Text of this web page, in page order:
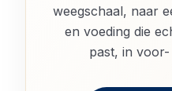
weegschaal, naar
en voeding die
past, in